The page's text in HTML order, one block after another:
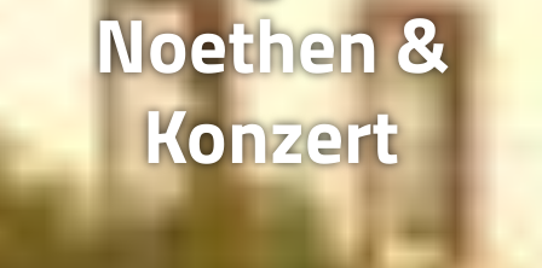
Noethen &
Konzert